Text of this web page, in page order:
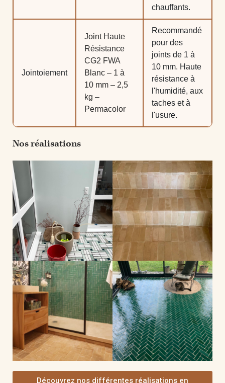
chauffants.
Jointoiement
Joint Haute
Résistance
CG2 FWA
Blanc – 1 à
10 mm – 2,5
kg –
Permacolor
Recommandé
pour des
joints de 1 à
10 mm. Haute
résistance à
l'humidité, aux
taches et à
l'usure.
Nos réalisations
Découvrez nos différentes réalisations en